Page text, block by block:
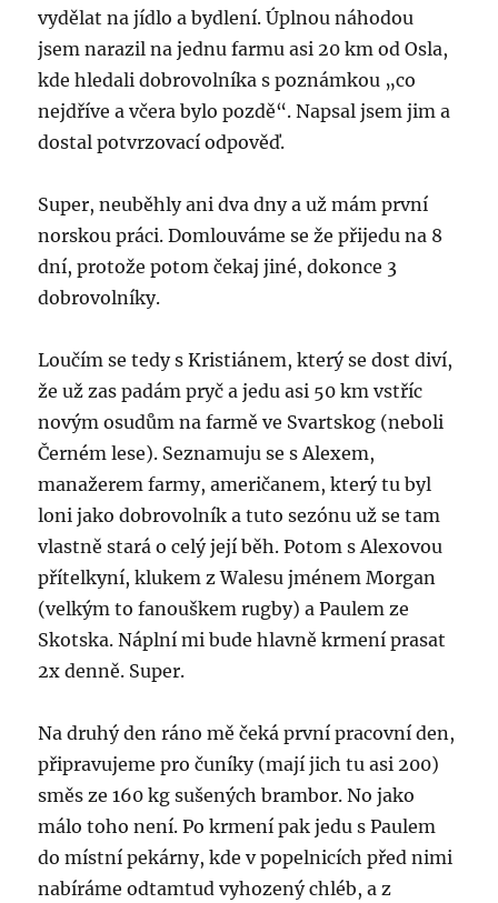
vydělat na jídlo a bydlení. Úplnou náhodou
jsem narazil na jednu farmu asi 20 km od Osla,
kde hledali dobrovolníka s poznámkou „co
nejdříve a včera bylo pozdě“. Napsal jsem jim a
dostal potvrzovací odpověď.
Super, neuběhly ani dva dny a už mám první
norskou práci. Domlouváme se že přijedu na 8
dní, protože potom čekaj jiné, dokonce 3
dobrovolníky.
Loučím se tedy s Kristiánem, který se dost diví,
že už zas padám pryč a jedu asi 50 km vstříc
novým osudům na farmě ve Svartskog (neboli
Černém lese). Seznamuju se s Alexem,
manažerem farmy, američanem, který tu byl
loni jako dobrovolník a tuto sezónu už se tam
vlastně stará o celý její běh. Potom s Alexovou
přítelkyní, klukem z Walesu jménem Morgan
(velkým to fanouškem rugby) a Paulem ze
Skotska. Náplní mi bude hlavně krmení prasat
2x denně. Super.
Na druhý den ráno mě čeká první pracovní den,
připravujeme pro čuníky (mají jich tu asi 200)
směs ze 160 kg sušených brambor. No jako
málo toho není. Po krmení pak jedu s Paulem
do místní pekárny, kde v popelnicích před nimi
nabíráme odtamtud vyhozený chléb, a z